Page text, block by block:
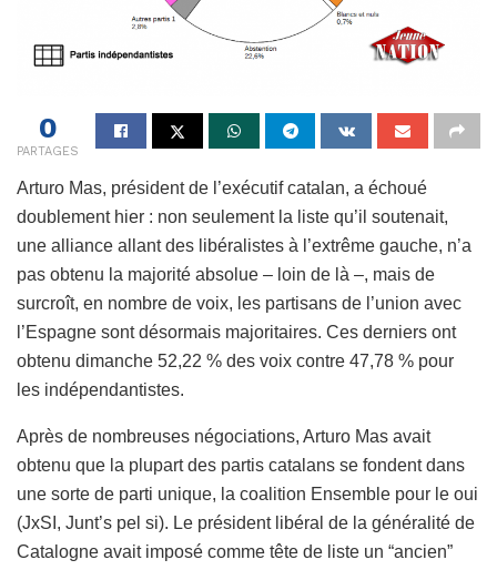
0
PARTAGES
Arturo Mas, président de l’exécutif catalan, a échoué
doublement hier : non seulement la liste qu’il soutenait,
une alliance allant des libéralistes à l’extrême gauche, n’a
pas obtenu la majorité absolue – loin de là –, mais de
surcroît, en nombre de voix, les partisans de l’union avec
l’Espagne sont désormais majoritaires. Ces derniers ont
obtenu dimanche 52,22 % des voix contre 47,78 % pour
les indépendantistes.
Après de nombreuses négociations, Arturo Mas avait
obtenu que la plupart des partis catalans se fondent dans
une sorte de parti unique, la coalition Ensemble pour le oui
(JxSI, Junt’s pel si). Le président libéral de la généralité de
Catalogne avait imposé comme tête de liste un “ancien”